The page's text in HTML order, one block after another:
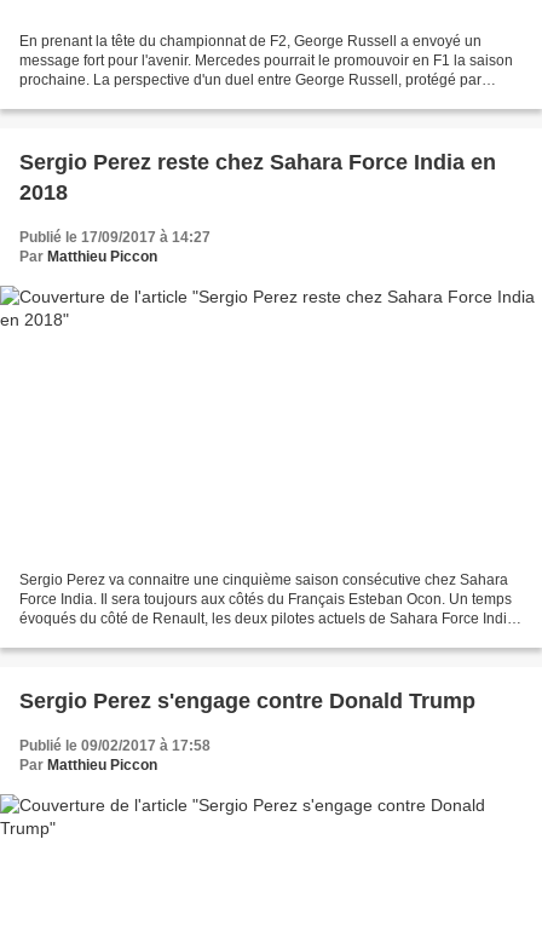
En prenant la tête du championnat de F2, George Russell a envoyé un
message fort pour l'avenir. Mercedes pourrait le promouvoir en F1 la saison
prochaine. La perspective d'un duel entre George Russell, protégé par
Sergio Perez reste chez Sahara Force India en
2018
Publié le 17/09/2017 à 14:27
Par Matthieu Piccon
Sergio Perez va connaitre une cinquième saison consécutive chez Sahara
Force India. Il sera toujours aux côtés du Français Esteban Ocon. Un temps
évoqués du côté de Renault, les deux pilotes actuels de Sahara Force India
Sergio Perez s'engage contre Donald Trump
Publié le 09/02/2017 à 17:58
Par Matthieu Piccon